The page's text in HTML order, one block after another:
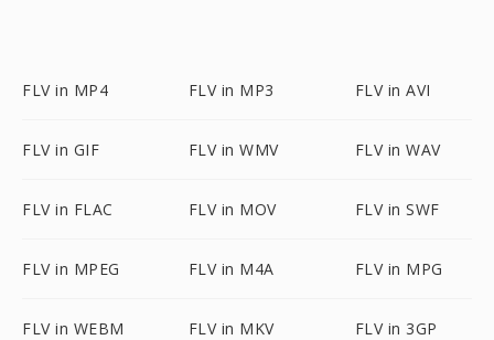
FLV in MP4 FLV in MP3 FLV in AVI
FLV in GIF FLV in WMV FLV in WAV
FLV in FLAC FLV in MOV FLV in SWF
FLV in MPEG FLV in M4A FLV in MPG
FLV in WEBM FLV in MKV FLV in 3GP